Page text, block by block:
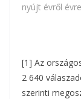
nyújt évről
[1] Az
2 640
szerinti